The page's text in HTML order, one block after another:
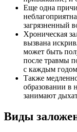
Еще одна
загрязненный
Хроническая
вызвана
может быть
после травмы
с каждым
Также
образовании в
занимают
Виды